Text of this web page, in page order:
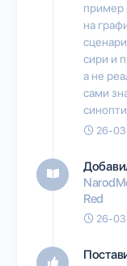
пример
на
сири и
а не
сами
26-
Red
26-